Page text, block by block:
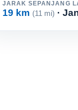
JARAK SEPANJANG
19 km (11 mi) ·